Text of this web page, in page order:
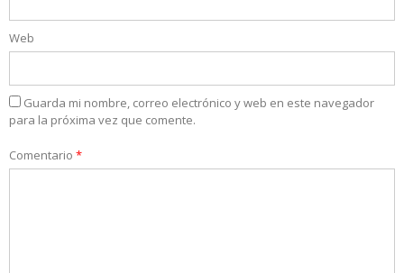
Web
Guarda mi nombre, correo electrónico y web en este navegador
para la próxima vez que comente.
Comentario *